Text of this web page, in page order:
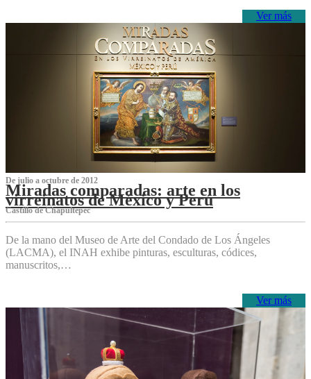
Ver más
De julio a octubre de 2012
Miradas comparadas: arte en los
virreinatos de México y Perú
Castillo de Chapultepec
De la mano del Museo de Arte del Condado de Los Ángeles
(LACMA), el INAH exhibe pinturas, esculturas, códices,
manuscritos,…
Ver más